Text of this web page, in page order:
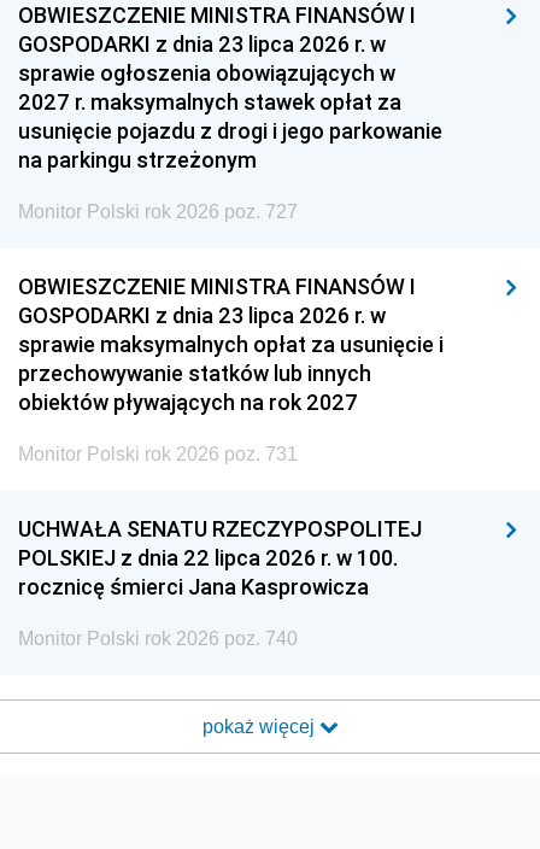
OBWIESZCZENIE MINISTRA FINANSÓW I
GOSPODARKI z dnia 23 lipca 2026 r. w
sprawie ogłoszenia obowiązujących w
2027 r. maksymalnych stawek opłat za
usunięcie pojazdu z drogi i jego parkowanie
na parkingu strzeżonym
Monitor Polski rok 2026 poz. 727
OBWIESZCZENIE MINISTRA FINANSÓW I
GOSPODARKI z dnia 23 lipca 2026 r. w
sprawie maksymalnych opłat za usunięcie i
przechowywanie statków lub innych
obiektów pływających na rok 2027
Monitor Polski rok 2026 poz. 731
UCHWAŁA SENATU RZECZYPOSPOLITEJ
POLSKIEJ z dnia 22 lipca 2026 r. w 100.
rocznicę śmierci Jana Kasprowicza
Monitor Polski rok 2026 poz. 740
pokaż więcej